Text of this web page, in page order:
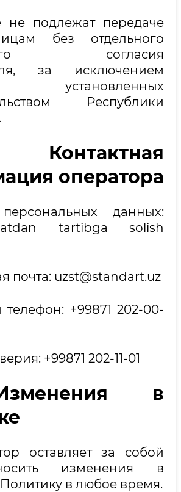
не подлежат передаче
без отдельного
согласия
за исключением
установленных
Республики
оператора
данных:
tartibga solish
почта: uzst@standart.uz
телефон: +99871 202-00-
+99871 202-11-01
в
оставляет за собой
изменения в
в любое время.